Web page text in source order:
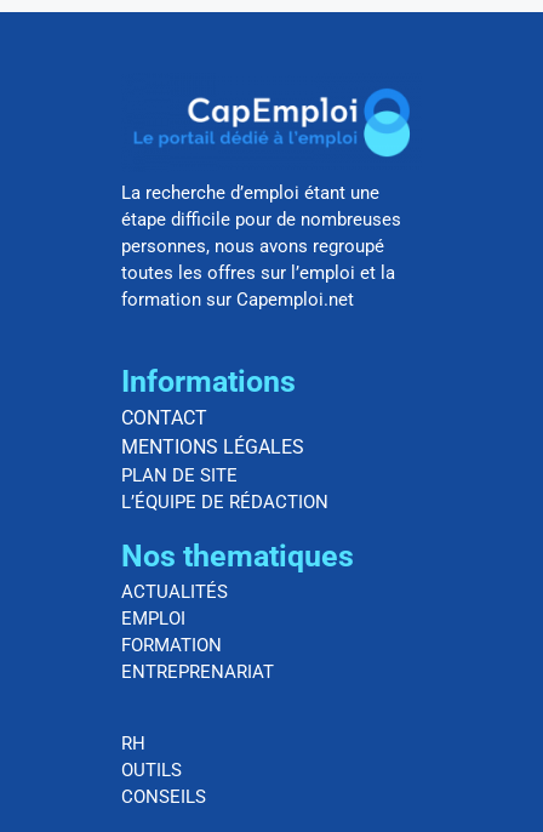
La recherche d’emploi étant une
étape difficile pour de nombreuses
personnes, nous avons regroupé
toutes les offres sur l’emploi et la
formation sur Capemploi.net
Informations
CONTACT
MENTIONS LÉGALES
PLAN DE SITE
L’ÉQUIPE DE RÉDACTION
Nos thematiques
ACTUALITÉS
EMPLOI
FORMATION
ENTREPRENARIAT
RH
OUTILS
CONSEILS